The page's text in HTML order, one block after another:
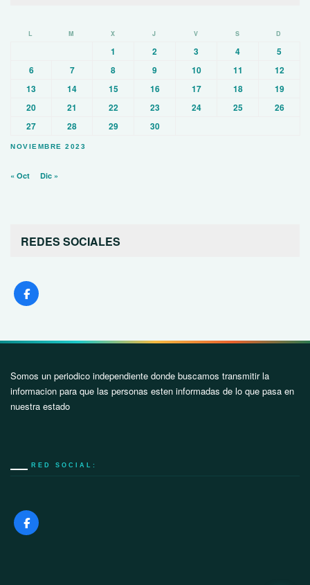
NOVIEMBRE 2023
L M X J V S D
1 2 3 4
5
6
7 8 9 10 11
12
13
14 15 16 17 18
19
20
21 22 23 24 25
26
27
28 29 30
« Oct Dic »
REDES SOCIALES
Somos un periodico independiente donde buscamos transmitir la
informacion para que las personas esten informadas de lo que pasa en
nuestra estado
RED SOCIAL: